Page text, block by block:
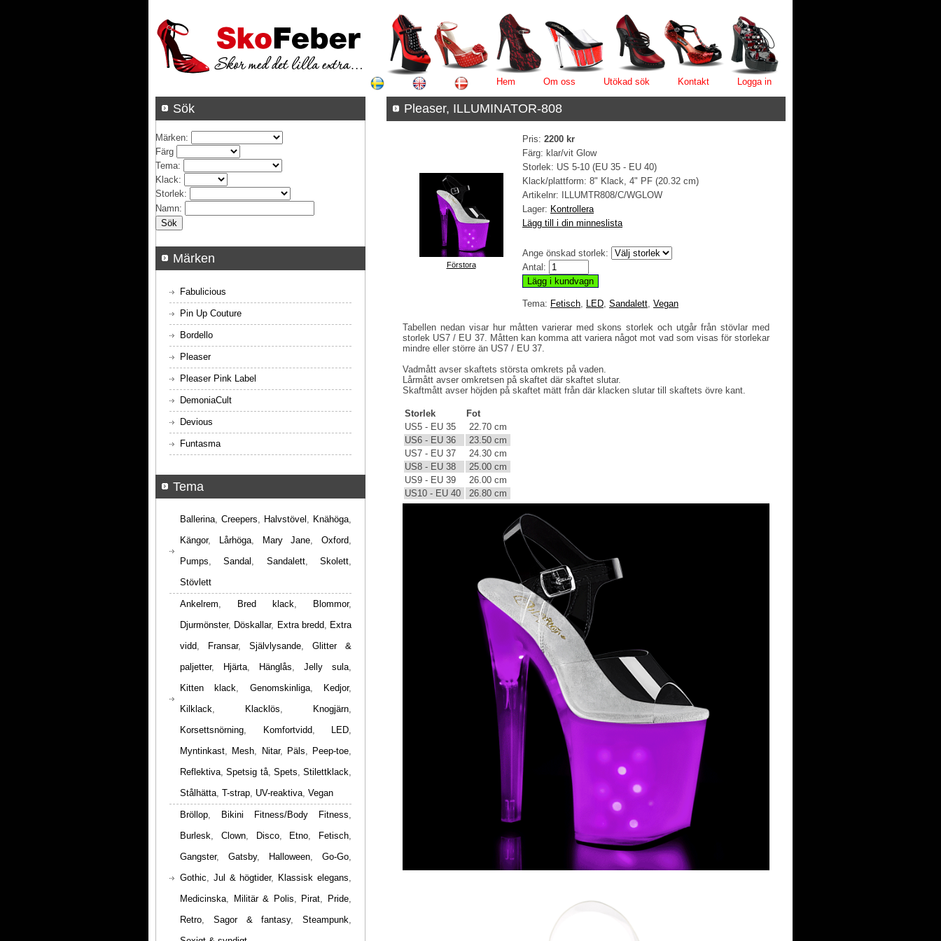
Hem Om oss Utökad sök Kontakt Logga in
Pleaser, ILLUMINATOR-808
Förstora
Pris: 2200 kr
Färg: klar/vit Glow
Storlek: US 5-10 (EU 35 - EU 40)
Klack/plattform: 8" Klack, 4" PF (20.32 cm)
Artikelnr:
ILLUMTR808/C/WGLOW
Lager: Kontrollera
Lägg till i din minneslista
Ange önskad storlek:
Antal:
Tema: Fetisch, LED, Sandalett, Vegan
Tabellen nedan visar hur måtten varierar med skons storlek och utgår från stövlar med
storlek US7 / EU 37. Måtten kan komma att variera något mot vad som visas för storlekar
mindre eller större än US7 / EU 37.
Vadmått avser skaftets största omkrets på vaden.
Lårmått avser omkretsen på skaftet där skaftet slutar.
Skaftmått avser höjden på skaftet mätt från där klacken slutar till skaftets övre kant.
Storlek
Fot
US5 - EU 35
22.70 cm
US6 - EU 36
23.50 cm
US7 - EU 37
24.30 cm
US8 - EU 38
25.00 cm
US9 - EU 39
26.00 cm
US10 - EU 40
26.80 cm
Sök
Märken:
Färg
Tema:
Klack:
Storlek:
Namn:
Märken
Fabulicious
Pin Up Couture
Bordello
Pleaser
Pleaser Pink Label
DemoniaCult
Devious
Funtasma
Tema
Ballerina, Creepers, Halvstövel , Knähöga,
Kängor, Lårhöga, Mary Jane, Oxford,
Pumps,Sandal , Sandalett,Skolett,
Stövlett
Ankelrem, Bred klack, Blommor,
Djurmönster, Döskallar, Extra bredd, Extra
vidd, Fransar, Självlysande, Glitter &
paljetter, Hjärta, Hänglås, Jelly sula,
Kitten klack, Genomskinliga, Kedjor,
Kilklack, Klacklös, Knogjärn,
Korsettsnörning, Komfortvidd, LED,
Myntinkast, Mesh, Nitar, Päls, Peep-toe,
Reflektiva,Spetsig tå, Spets, Stilettklack,
Stålhätta, T-strap, UV-reaktiva, Vegan
Bröllop, Bikini Fitness/Body Fitness,
Burlesk, Clown, Disco, Etno, Fetisch,
Gangster, Gatsby, Halloween, Go-Go,
Gothic, Jul & högtider, Klassisk elegans,
Medicinska, Militär & Polis, Pirat, Pride,
Retro, Sagor & fantasy, Steampunk,